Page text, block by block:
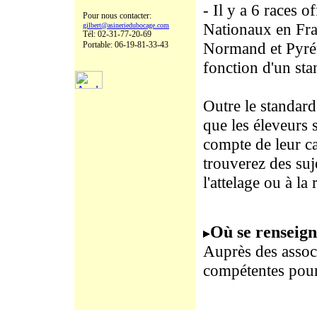
Pour nous contacter:
gilbert@asineriedubocage.com
Tél: 02-31-77-20-69
Portable: 06-19-81-33-43
- Il y a 6 races
Nationaux en
Normand et
fonction d'un
Outre le
que les éleveurs
compte de leur
trouverez des
l'attelage ou à la
Où se
Auprès des
compétentes